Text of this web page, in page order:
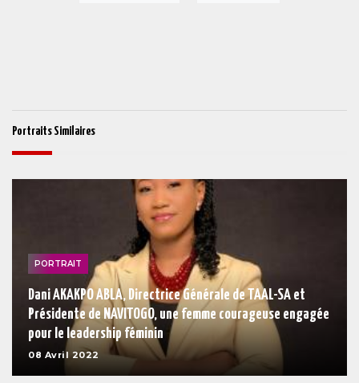
Portraits Similaires
PORTRAIT
Dani AKAKPO ABLA, Directrice Générale de TAAL-SA et
Présidente de NAVITOGO, une femme courageuse engagée
pour le leadership féminin
08 Avril 2022